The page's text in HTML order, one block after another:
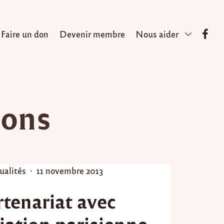
Faire un don Devenir membre Nous aider
P
t
e
11 novembre 2013
avec